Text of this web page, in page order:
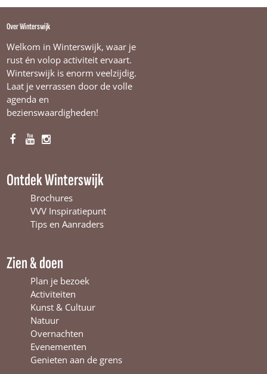
Over Winterswijk
Welkom in Winterswijk, waar je
rust én volop activiteit ervaart.
Winterswijk is enorm veelzijdig.
Laat je verrassen door de volle
agenda en
bezienswaardigheden!
F
e
i
Y
T
u
b
e
n
t
e
r
s
w
i
I
t
a
g
r
W
n
w
Ontdek Winterswijk
Brochures
VVV Inspiratiepunt
Tips en Aanraders
Zien & doen
Plan je bezoek
Activiteiten
Kunst & Cultuur
Natuur
Overnachten
Evenementen
Genieten aan de grens